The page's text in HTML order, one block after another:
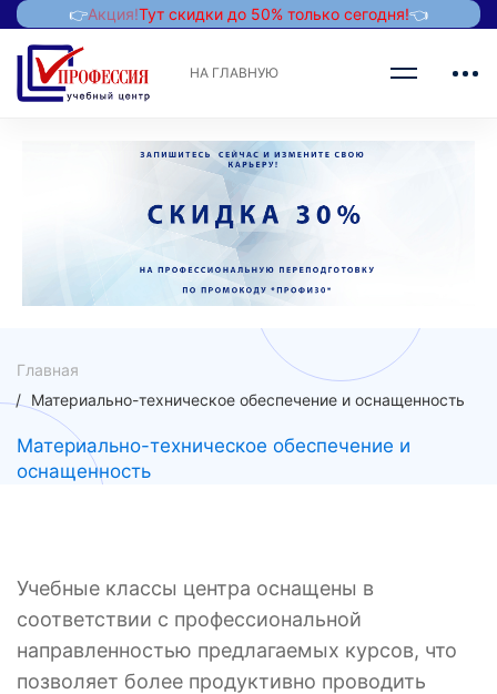
👉Акция!Тут скидки до 50% только сегодня!👈
НА ГЛАВНУЮ
Главная
Материально-техническое обеспечение и оснащенность
Материально-техническое обеспечение и
оснащенность
Учебные классы центра оснащены в
соответствии с профессиональной
направленностью предлагаемых курсов, что
позволяет более продуктивно проводить